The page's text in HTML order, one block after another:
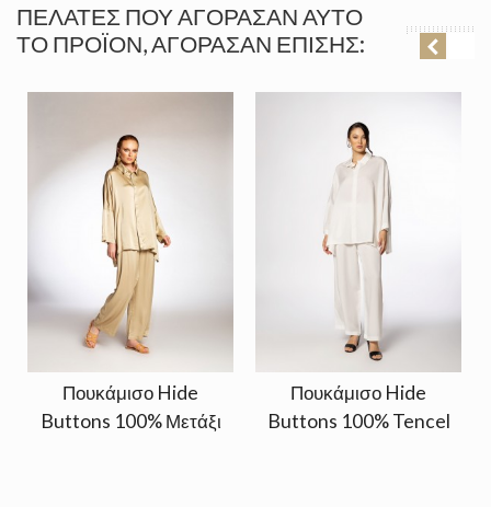
ΠΕΛΆΤΕΣ ΠΟΥ ΑΓΌΡΑΣΑΝ ΑΥΤΌ
ΤΟ ΠΡΟΪΌΝ, ΑΓΌΡΑΣΑΝ ΕΠΊΣΗΣ:
Πουκάμισο Hide
Buttons 100% Μετάξι
Πουκάμισο Hide
Buttons 100% Tencel